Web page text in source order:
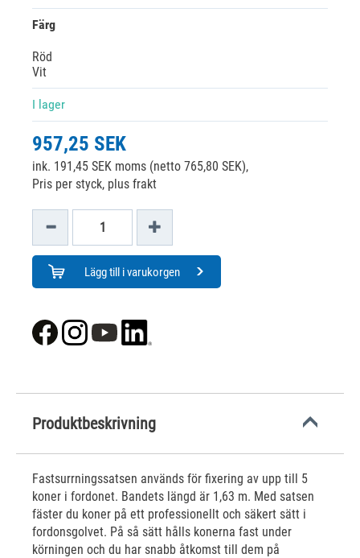
Färg
Röd
Vit
I lager
957,25 SEK
ink. 191,45 SEK moms (netto 765,80 SEK),
Pris per styck, plus frakt
Lägg till i varukorgen
Produktbeskrivning
Fastsurrningssatsen används för fixering av upp till 5
koner i fordonet. Bandets längd är 1,63 m. Med satsen
fäster du koner på ett professionellt och säkert sätt i
fordonsgolvet. På så sätt hålls konerna fast under
körningen och du har snabb åtkomst till dem på